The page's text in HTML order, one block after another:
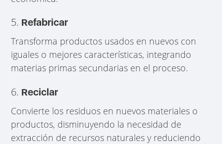
5. Refabricar
Transforma productos usados en nuevos con
iguales o mejores características, integrando
materias primas secundarias en el proceso.
6. Reciclar
Convierte los residuos en nuevos materiales o
productos, disminuyendo la necesidad de
extracción de recursos naturales y reduciendo